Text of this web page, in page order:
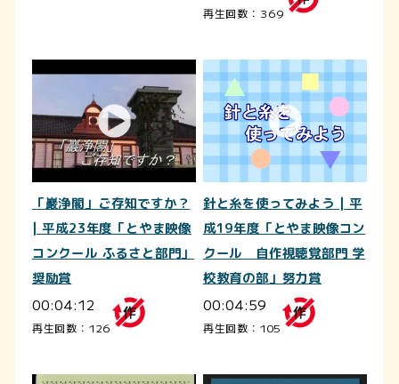
再生回数：369
「巖浄閣」ご存知ですか？
| 平成23年度「とやま映像
コンクール ふるさと部門」
奨励賞
00:04:12
再生回数：126
針と糸を使ってみよう | 平
成19年度「とやま映像コン
クール 自作視聴覚部門 学
校教育の部」努力賞
00:04:59
再生回数：105